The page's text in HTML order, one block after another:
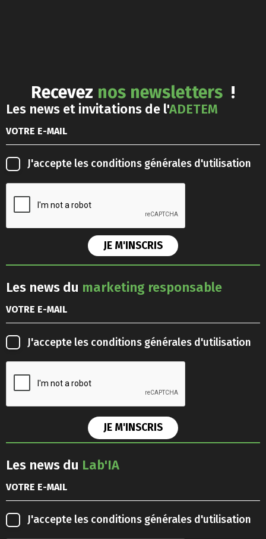
Recevez nos newsletters !
Les news et invitations de l'ADETEM
J'accepte les conditions générales d'utilisation
Les news du marketing responsable
J'accepte les conditions générales d'utilisation
Les news du Lab'IA
J'accepte les conditions générales d'utilisation